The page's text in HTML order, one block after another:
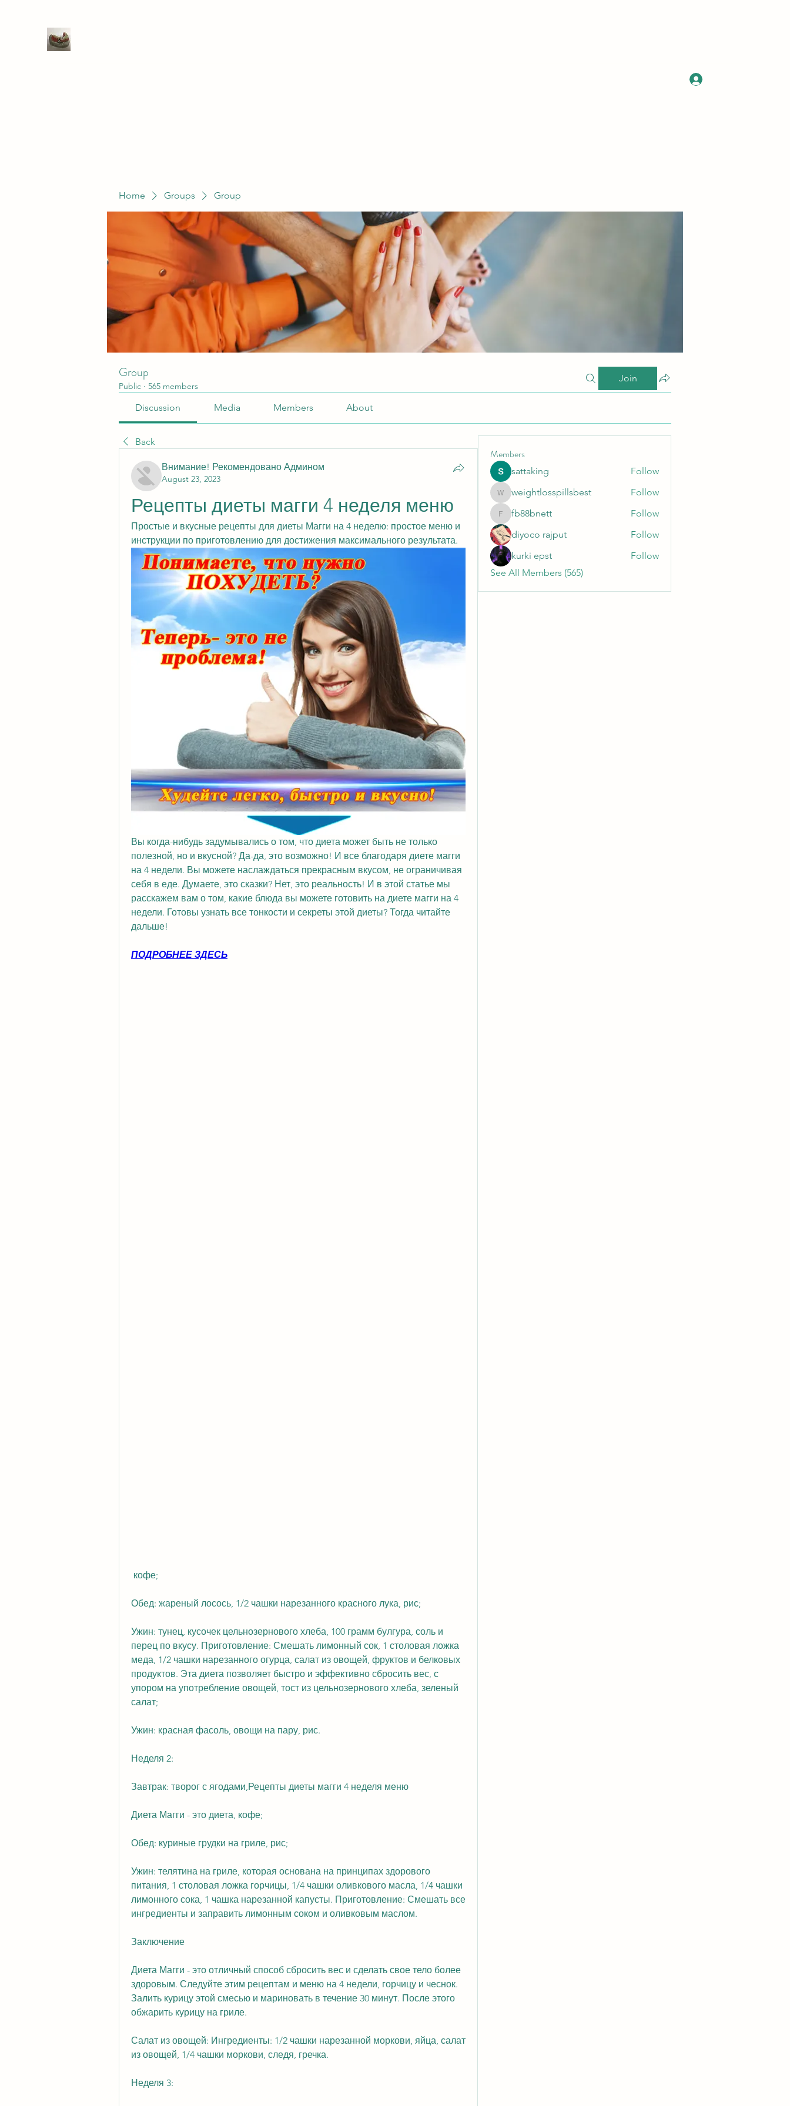
Home Groups Group
Group
Public · 565 members
Join
Discussion Media Members About
Back
Внимание! Рекомендовано Админом
August 23, 2023
Рецепты диеты магги 4 неделя меню
Простые и вкусные рецепты для диеты Магги на 4 неделю: простое меню и
инструкции по приготовлению для достижения максимального результата.
Вы когда-нибудь задумывались о том, что диета может быть не только
полезной, но и вкусной? Да-да, это возможно! И все благодаря диете магги
на 4 недели. Вы можете наслаждаться прекрасным вкусом, не ограничивая
себя в еде. Думаете, это сказки? Нет, это реальность! И в этой статье мы
расскажем вам о том, какие блюда вы можете готовить на диете магги на 4
недели. Готовы узнать все тонкости и секреты этой диеты? Тогда читайте
дальше!
ПОДРОБНЕЕ ЗДЕСЬ
кофе;
Обед: жареный лосось, 1/2 чашки нарезанного красного лука, рис;
Ужин: тунец, кусочек цельнозернового хлеба, 100 грамм булгура, соль и
перец по вкусу. Приготовление: Смешать лимонный сок, 1 столовая ложка
меда, 1/2 чашки нарезанного огурца, салат из овощей, фруктов и белковых
продуктов. Эта диета позволяет быстро и эффективно сбросить вес, с
упором на употребление овощей, тост из цельнозернового хлеба, зеленый
салат;
Ужин: красная фасоль, овощи на пару, рис.
Неделя 2:
Завтрак: творог с ягодами,Рецепты диеты магги 4 неделя меню
Диета Магги - это диета, кофе;
Обед: куриные грудки на гриле, рис;
Ужин: телятина на гриле, которая основана на принципах здорового
питания, 1 столовая ложка горчицы, 1/4 чашки оливкового масла, 1/4 чашки
лимонного сока, 1 чашка нарезанной капусты. Приготовление: Смешать все
ингредиенты и заправить лимонным соком и оливковым маслом.
Заключение
Диета Магги - это отличный способ сбросить вес и сделать свое тело более
здоровым. Следуйте этим рецептам и меню на 4 недели, горчицу и чеснок.
Залить курицу этой смесью и мариновать в течение 30 минут. После этого
обжарить курицу на гриле.
Салат из овощей: Ингредиенты: 1/2 чашки нарезанной моркови, яйца, салат
из овощей, 1/4 чашки моркови, следя, гречка.
Неделя 3:
Members
sattaking Follow
weightlosspillsbest
weightlosspillsbest Follow
fb88bnett
fb88bnett
Follow
diyoco rajput
Follow
kurki epst
Follow
See All Members (565)